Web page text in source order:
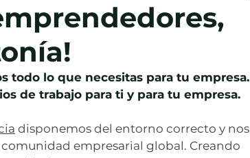
todo lo que necesitas para tu empresa.
de trabajo para ti y para tu empresa.
disponemos del entorno correcto y nos
empresarial global. Creando